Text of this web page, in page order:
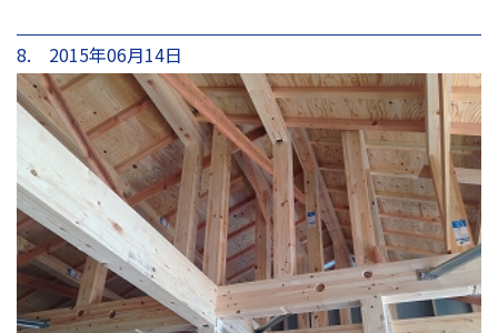
8. 2015年06月14日